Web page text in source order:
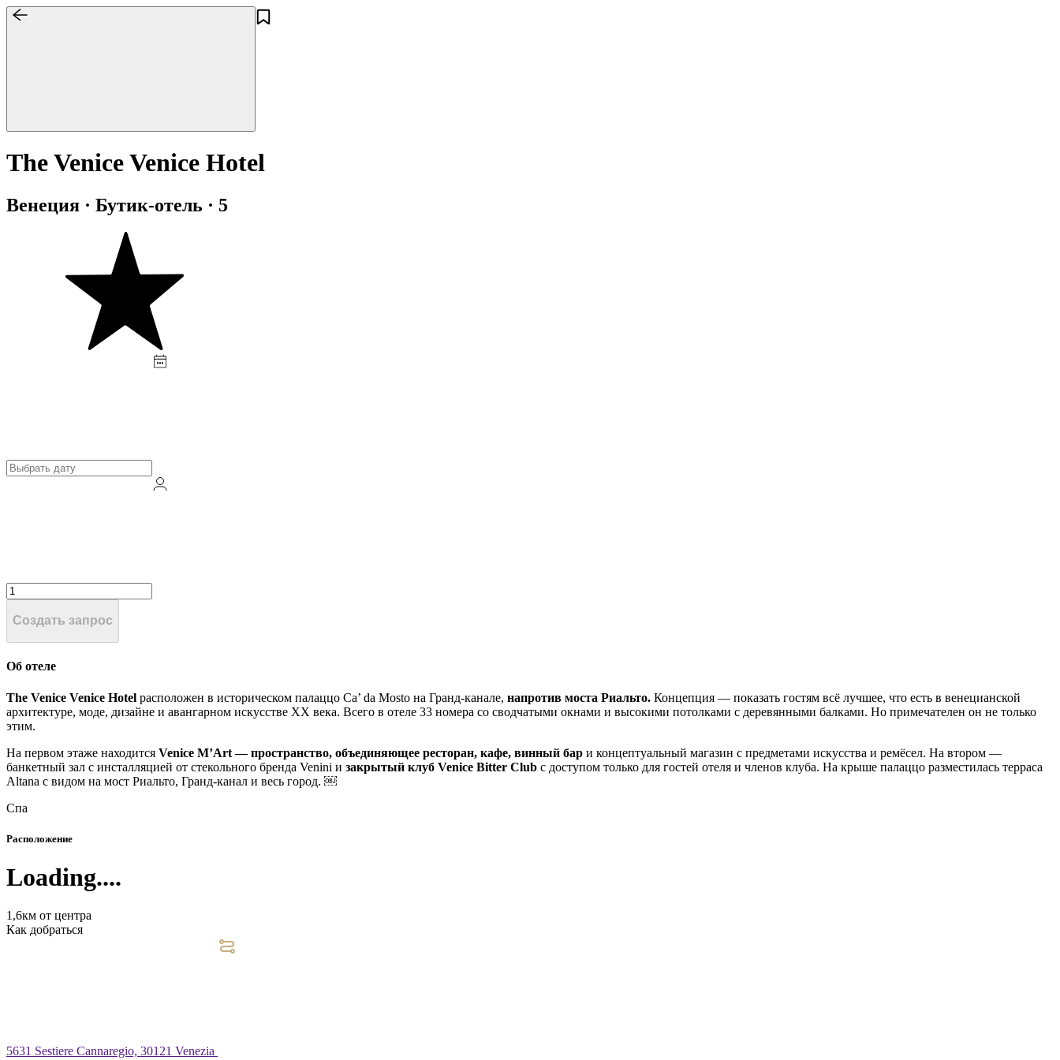
The Venice Venice Hotel
Венеция · Бутик-отель · 5
Создать запрос
Об отеле
The Venice Venice Hotel расположен в историческом палаццо Ca’ da Mosto на Гранд-канале, напротив моста Риальто. Концепция — показать гостям всё лучшее, что есть в венецианской
архитектуре, моде, дизайне и авангарном искусстве XX века. Всего в отеле 33 номера со сводчатыми окнами и высокими потолками с деревянными балками. Но примечателен он не только
этим.
На первом этаже находится Venice M’Art — пространство, объединяющее ресторан, кафе, винный бар и концептуальный магазин с предметами искусства и ремёсел. На втором —
банкетный зал с инсталляцией от стекольного бренда Venini и закрытый клуб Venice Bitter Club с доступом только для гостей отеля и членов клуба. На крыше палаццо разместилась терраса
Altana с видом на мост Риальто, Гранд-канал и весь город. ￼
Спа
Расположение
Loading....
1,6км от центра
Как добраться
5631 Sestiere Cannaregio, 30121 Venezia